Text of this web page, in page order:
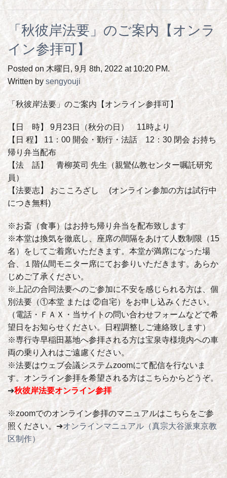
「秋彼岸法要」のご案内【オンラ
イン参拝可】
Posted on 木曜日, 9月 8th, 2022 at 10:20 PM.
Written by sengyouji
「秋彼岸法要」のご案内【オンライン参拝可】
【日 時】 9月23日（秋分の日） 11時より
【日 程】 11：00 開会・勤行・法話 12：30 閉会 お持ち
帰り弁当配布
【法 話】 青柳英司 先生（親鸞仏教センター嘱託研究
員）
【法要志】 おこころざし (オンライン参加の方は試行中
につき無料)
※お斎（食事）はお持ち帰り弁当を配布致します
※本堂は換気を徹底し、座席の間隔をあけて人数制限（15
名）をしてご着席いただきます。本堂が満席になった場
合、１階仏間モニター席にてお参りいただきます。あらか
じめご了承ください。
※上記の合同法要へのご参加に不安を感じられる方は、個
別法要（①本堂 または ②自宅）をお申し込みください。
（電話・ＦＡＸ・当サイトの問い合わせフォームなどで希
望日をお知らせください。日程調整しご連絡致します）
※専行寺早稲田墓地へ参拝される方は宝泉寺様境内への車
両の乗り入れはご遠慮ください。
※法要はウェブ会議システムzoomにて配信を行ないま
す。オンライン参拝を希望される方はこちらからどうぞ。
➔秋彼岸法要オンライン参拝
※zoomでのオンライン参拝のマニュアルはこちらをご参
照ください。➔オンラインマニュアル（真宗大谷派東京教
区制作）